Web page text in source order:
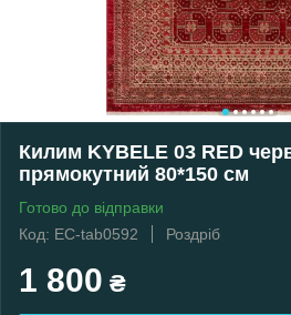
Килим KYBELE 03 RED
прямокутний 80*150 см
Готово до відправки
Код: EC-tab0592
Роздріб
1 800 ₴